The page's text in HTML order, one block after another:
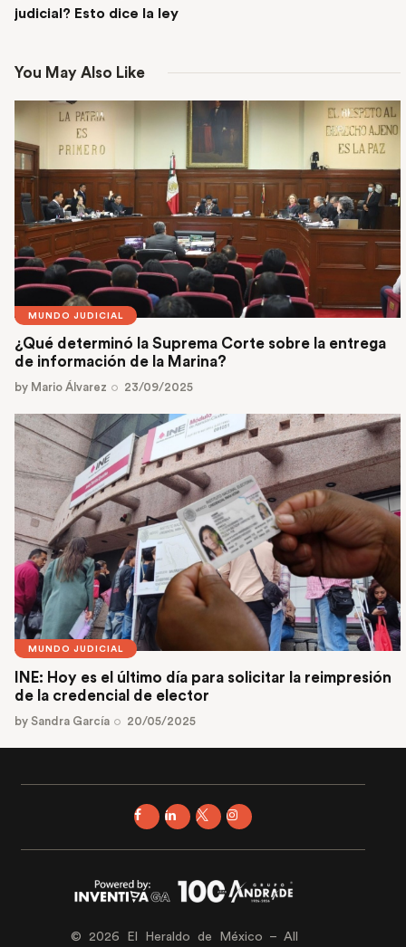
judicial? Esto dice la ley
You May Also Like
MUNDO JUDICIAL
¿Qué determinó la Suprema Corte sobre la entrega
de información de la Marina?
by Mario Álvarez 23/09/2025
MUNDO JUDICIAL
INE: Hoy es el último día para solicitar la reimpresión
de la credencial de elector
by Sandra García 20/05/2025
© 2026 El Heraldo de México – All